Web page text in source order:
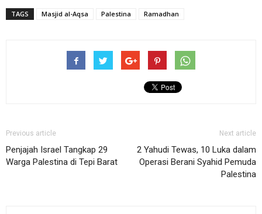
TAGS Masjid al-Aqsa Palestina Ramadhan
Previous article
Penjajah Israel Tangkap 29
Warga Palestina di Tepi Barat
Next article
2 Yahudi Tewas, 10 Luka dalam
Operasi Berani Syahid Pemuda
Palestina